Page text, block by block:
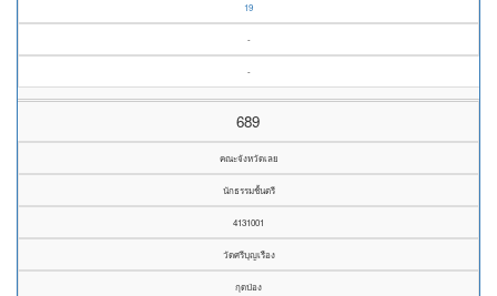
19
-
-
689
คณะจังหวัดเลย
นักธรรมชั้นตรี
4131001
วัดศรีบุญเรือง
กุดป่อง